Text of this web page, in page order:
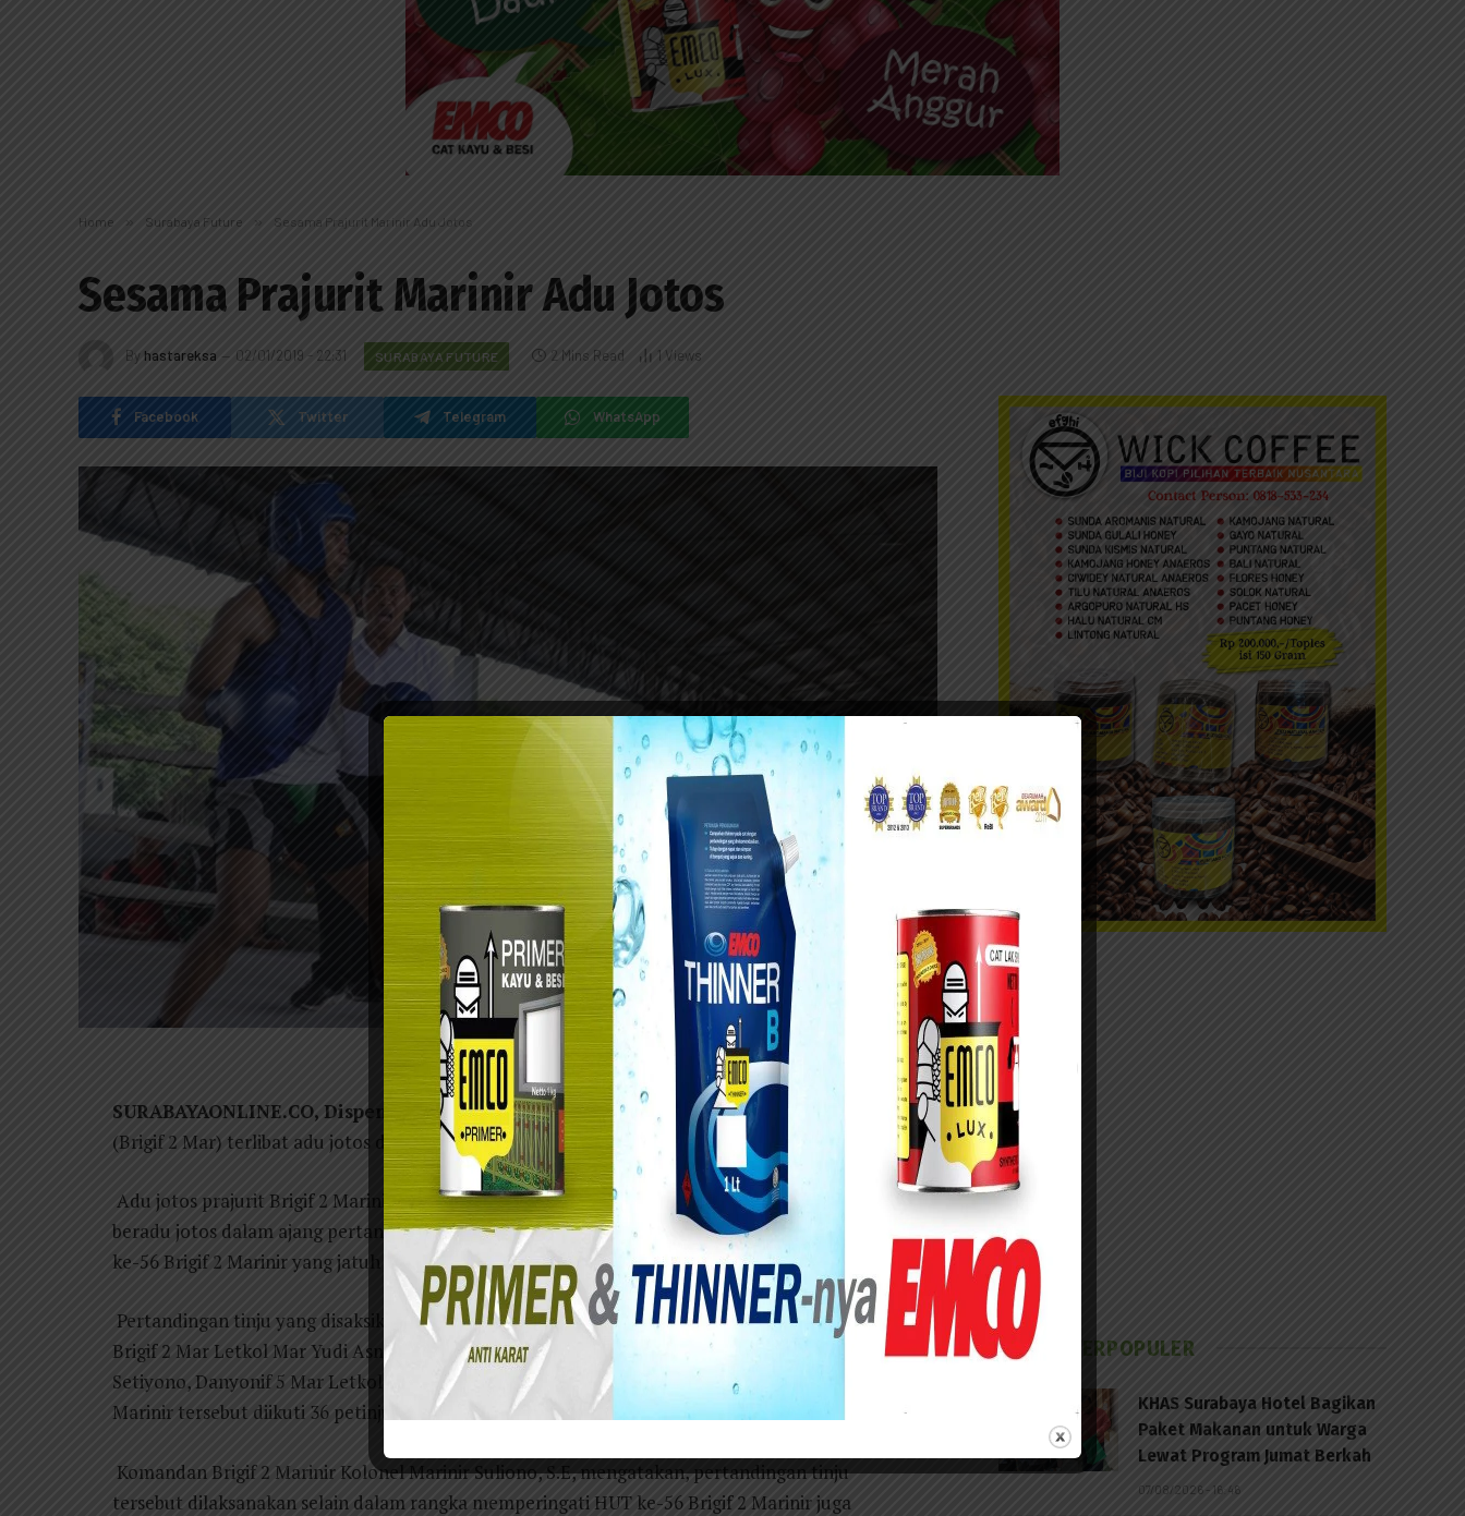
Home » Surabaya Future » Sesama Prajurit Marinir Adu Jotos
Sesama Prajurit Marinir Adu Jotos
By hastareksa 02/01/2019 - 22:31 SURABAYA FUTURE 2 Mins Read 1 Views
Facebook Twitter Telegram WhatsApp
????????????????????????????????????
SURABAYAONLINE.CO, Dispen Kormar (Sidoarjo).Prajurit Brigade Infateri 2 Marinir
(Brigif 2 Mar) terlibat adu jotos di Bhumi Marinir Gedangan, Sidoarjo. Rabu (02/01/2019).
Adu jotos prajurit Brigif 2 Marinir tersebut bukan tawuran atau kesalahpahaman, tetapi
beradu jotos dalam ajang pertandingan tinju antar Kompi dalam rangka memperingati HUT
ke-56 Brigif 2 Marinir yang jatuh pada tanggal 17 Januari 2019 nanti.
Pertandingan tinju yang disaksikan Komandan Brigif 2 Mar Kolonel Marinir Suliono, S.E, Wadan
Brigif 2 Mar Letkol Mar Yudi Asmar, Pasintel Letkol Mar Beni Rahim, Pasops Letkol Mar Argo
Setiyono, Danyonif 5 Mar Letkol Marinir Arip Supriyadi dan Para Perwira di jajaran Brigif 2
Marinir tersebut diikuti 36 petinju dari 12 Kompi dijajaran Brigif 2 Marinir.
Komandan Brigif 2 Marinir Kolonel Marinir Suliono, S.E, mengatakan, pertandingan tinju
tersebut dilaksanakan selain dalam rangka memperingati HUT ke-56 Brigif 2 Marinir juga
BERITA TERPOPULER
KHAS Surabaya Hotel Bagikan
Paket Makanan untuk Warga
Lewat Program Jumat Berkah
07/08/2026 - 16:46